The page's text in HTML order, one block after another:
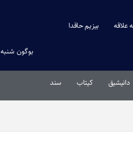
علاقه بیزیم حاقدا
بوگون شنبه ۱۷ مرداد ۱۴۰۵
دانیشیق کیتاب سند